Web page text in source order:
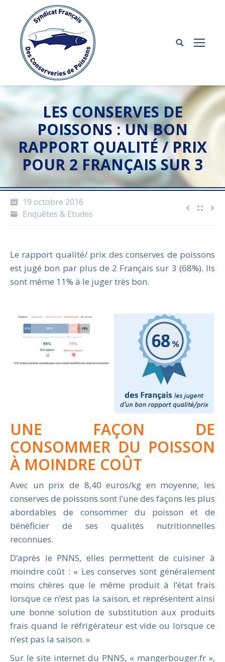
LES CONSERVES DE
POISSONS : UN BON
RAPPORT QUALITÉ / PRIX
POUR 2 FRANÇAIS SUR 3
19 octobre 2016
Enquêtes & Etudes
Le rapport qualité/ prix des conserves de poissons
est jugé bon par plus de 2 Français sur 3 (68%). Ils
sont même 11% à le juger très bon.
UNE FAÇON DE
CONSOMMER DU POISSON
À MOINDRE COÛT
Avec un prix de 8,40 euros/kg en moyenne, les
conserves de poissons sont l’une des façons les plus
abordables de consommer du poisson et de
bénéficier de ses qualités nutritionnelles
reconnues.
D’après le PNNS, elles permettent de cuisiner à
moindre coût : « Les conserves sont généralement
moins chères que le même produit à l’état frais
lorsque ce n’est pas la saison, et représentent ainsi
une bonne solution de substitution aux produits
frais quand le réfrigérateur est vide ou lorsque ce
n’est pas la saison. »
Sur le site internet du PNNS, « mangerbouger.fr »,